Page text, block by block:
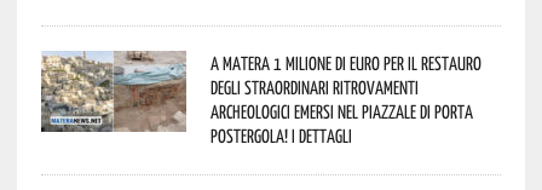
A Matera 1 milione di euro per il restauro
degli straordinari ritrovamenti
archeologici emersi nel piazzale di Porta
Postergola! I dettagli